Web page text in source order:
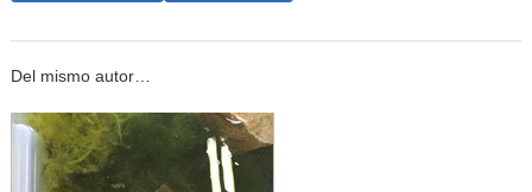
Del mismo autor…